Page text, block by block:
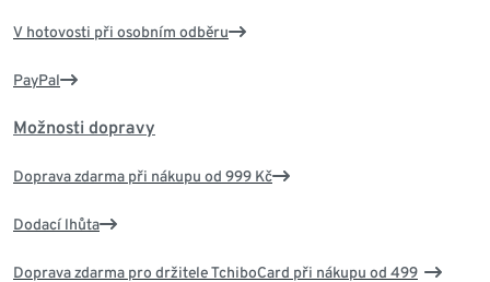
V hotovosti při osobním odběru
PayPal
Možnosti dopravy
Doprava zdarma při nákupu od 999 Kč
Dodací lhůta
Doprava zdarma pro držitele TchiboCard při nákupu od 499